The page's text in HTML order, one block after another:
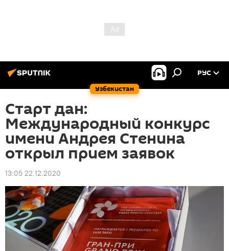
Узбекистан
РУС
Старт дан:
Международный конкурс
имени Андрея Стенина
открыл прием заявок
13:05 22.12.2020